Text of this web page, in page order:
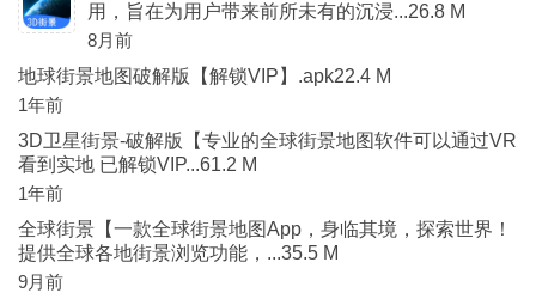
用，旨在为用户带来前所未有的沉浸...26.8 M
8月前
地球街景地图破解版【解锁VIP】.apk22.4 M
1年前
3D卫星街景-破解版【专业的全球街景地图软件可以通过VR
看到实地 已解锁VIP...61.2 M
1年前
全球街景【一款全球街景地图App，身临其境，探索世界！
提供全球各地街景浏览功能，...35.5 M
9月前